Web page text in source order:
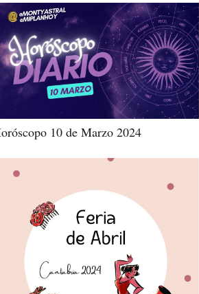
10 de Marzo 2024